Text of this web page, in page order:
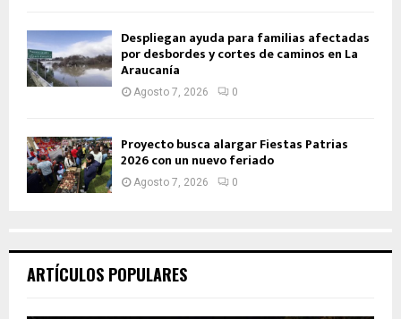
Despliegan ayuda para familias afectadas
por desbordes y cortes de caminos en La
Araucanía
Agosto 7, 2026 0
Proyecto busca alargar Fiestas Patrias
2026 con un nuevo feriado
Agosto 7, 2026 0
ARTÍCULOS POPULARES